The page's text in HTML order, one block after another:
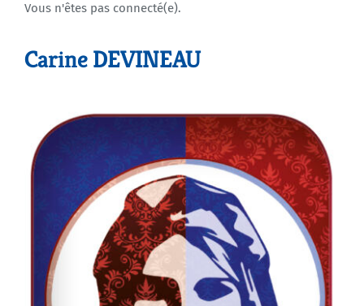
Agenda
Vous n'êtes pas connecté(e).
Carine DEVINEAU